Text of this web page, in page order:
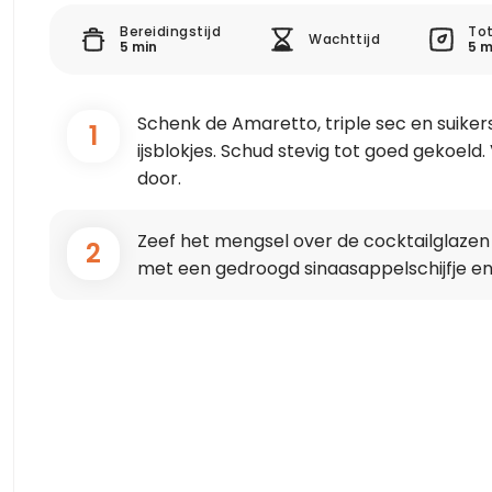
Bereidingstijd
5 min
Wachttijd
5
1
Schenk de Amaretto, triple sec en
ijsblokjes. Schud stevig tot goed
door.
2
Zeef het mengsel over de
met een gedroogd sinaasappelschijfje